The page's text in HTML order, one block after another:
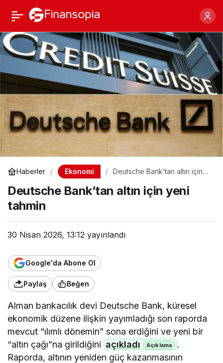
Haberler Ekonomi
Deutsche Bank’tan altın için
Deutsche Bank’tan altın için yeni
tahmin
30 Nisan 2026, 13:12 yayınlandı
Google'da Abone Ol
Paylaş Beğen
Alman bankacılık devi Deutsche Bank, küresel
ekonomik düzene ilişkin yayımladığı son raporda
mevcut “ılımlı dönemin” sona erdiğini ve yeni bir
“altın çağı”na girildiğini açıkladı
.
Raporda, altının yeniden güç kazanmasının
Deutsche Bank’tan altın
için yeni tahmin
Paylaş